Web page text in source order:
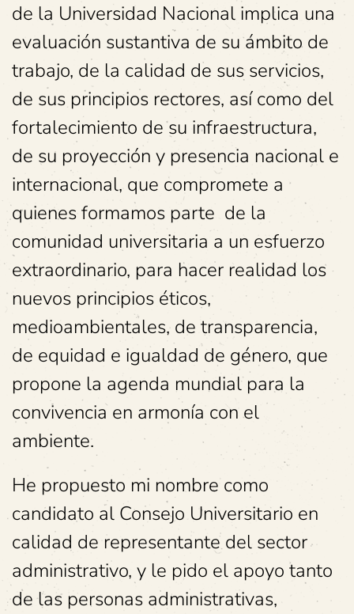
de la Universidad Nacional implica una
evaluación sustantiva de su ámbito de
trabajo, de la calidad de sus servicios,
de sus principios rectores, así como del
fortalecimiento de su infraestructura,
de su proyección y presencia nacional e
internacional, que compromete a
quienes formamos parte de la
comunidad universitaria a un esfuerzo
extraordinario, para hacer realidad los
nuevos principios éticos,
medioambientales, de transparencia,
de equidad e igualdad de género, que
propone la agenda mundial para la
convivencia en armonía con el
ambiente.
He propuesto mi nombre como
candidato al Consejo Universitario en
calidad de representante del sector
administrativo, y le pido el apoyo tanto
de las personas administrativas,